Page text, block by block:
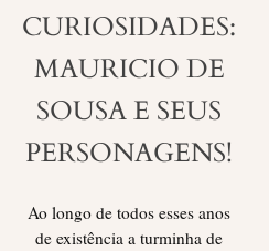
CURIOSIDADES:
MAURICIO DE
SOUSA E SEUS
PERSONAGENS!
Ao longo de todos esses anos
de existência a turminha de